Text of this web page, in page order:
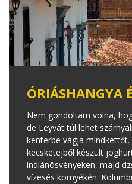
ÓRIÁSHANGYA
Nem gondoltam volna,
de Leyvát túl lehet
kenterbe vágja
kecsketejből készült
indiánösvényeken, majd
vízesés környékén.